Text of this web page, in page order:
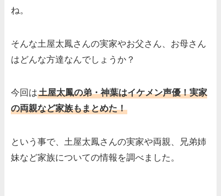
ね。
そんな土屋太鳳さんの実家やお父さん、お母さん
はどんな方達なんでしょうか？
今回は土屋太鳳の弟・神葉はイケメン声優！実家
の両親など家族もまとめた！
という事で、土屋太鳳さんの実家や両親、兄弟姉
妹など家族についての情報を調べました。